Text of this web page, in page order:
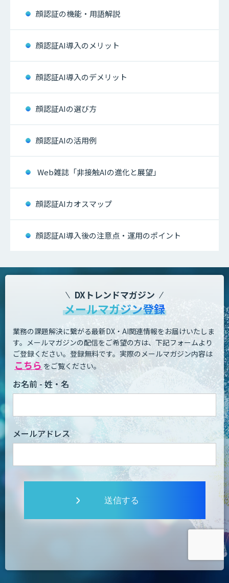
顔認証の機能・用語解説
顔認証AI導入のメリット
顔認証AI導入のデメリット
顔認証AIの選び方
顔認証AIの活用例
Web雑誌「非接触AIの進化と展望」
顔認証AIカオスマップ
顔認証AI導入後の注意点・運用のポイント
DXトレンドマガジン
メールマガジン登録
業務の課題解決に繋がる最新DX・AI関連情報をお届けいたしま
す。 メールマガジンの配信をご希望の方は、下記フォームより
ご登録ください。登録無料です。 実際のメールマガジン内容は
こちら をご覧ください。
お名前 - 姓・名
メールアドレス
送信する